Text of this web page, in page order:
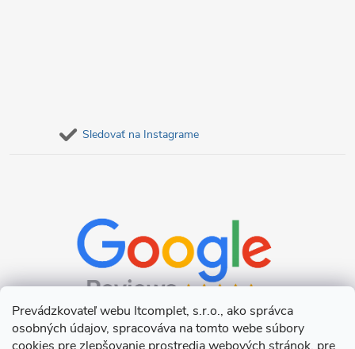
Prevádzkovateľ webu Itcomplet, s.r.o., ako správca
osobných údajov, spracováva na tomto webe súbory
Sledovať na Instagrame